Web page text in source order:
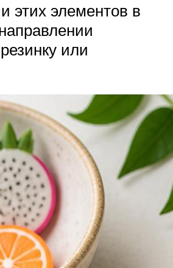
этих элементов в
или